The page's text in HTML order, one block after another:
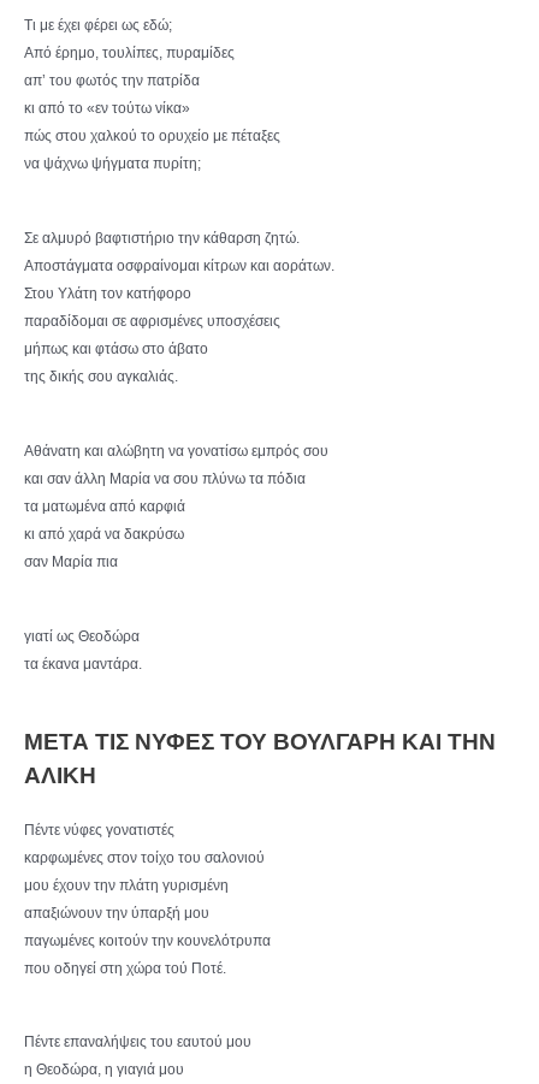
Τι με έχει φέρει ως εδώ;
Από έρημο, τουλίπες, πυραμίδες
απ’ του φωτός την πατρίδα
κι από το «εν τούτω νίκα»
πώς στου χαλκού το ορυχείο με πέταξες
να ψάχνω ψήγματα πυρίτη;
Σε αλμυρό βαφτιστήριο την κάθαρση ζητώ.
Αποστάγματα οσφραίνομαι κίτρων και αοράτων.
Στου Υλάτη τον κατήφορο
παραδίδομαι σε αφρισμένες υποσχέσεις
μήπως και φτάσω στο άβατο
της δικής σου αγκαλιάς.
Αθάνατη και αλώβητη να γονατίσω εμπρός σου
και σαν άλλη Μαρία να σου πλύνω τα πόδια
τα ματωμένα από καρφιά
κι από χαρά να δακρύσω
σαν Μαρία πια
γιατί ως Θεοδώρα
τα έκανα μαντάρα.
ΜΕΤΑ ΤΙΣ ΝΥΦΕΣ ΤΟΥ ΒΟΥΛΓΑΡΗ ΚΑΙ ΤΗΝ
ΑΛΙΚΗ
Πέντε νύφες γονατιστές
καρφωμένες στον τοίχο του σαλονιού
μου έχουν την πλάτη γυρισμένη
απαξιώνουν την ύπαρξή μου
παγωμένες κοιτούν την κουνελότρυπα
που οδηγεί στη χώρα τού Ποτέ.
Πέντε επαναλήψεις του εαυτού μου
η Θεοδώρα, η γιαγιά μου